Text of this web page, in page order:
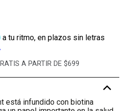
A PARTIR DE $699
-
está infundido con biotina